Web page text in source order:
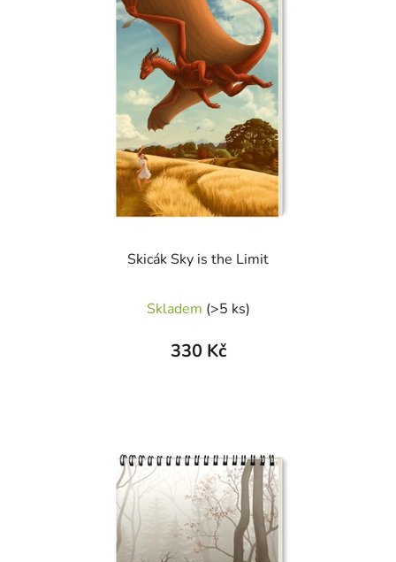
Skicák Sky is the Limit
Skladem (>5 ks)
330 Kč